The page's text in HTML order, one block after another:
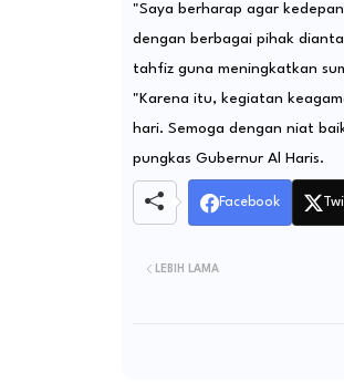
"Saya berharap agar
dengan berbagai pihak
tahfiz guna meningkatkan
"Karena itu, kegiatan
hari. Semoga dengan niat
pungkas Gubernur Al Haris.
Facebook
LEBIH LAMA